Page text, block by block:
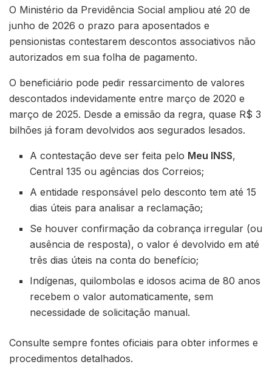
O Ministério da Previdência Social ampliou até 20 de
junho de 2026 o prazo para aposentados e
pensionistas contestarem descontos associativos não
autorizados em sua folha de pagamento.
O beneficiário pode pedir ressarcimento de valores
descontados indevidamente entre março de 2020 e
março de 2025. Desde a emissão da regra, quase R$ 3
bilhões já foram devolvidos aos segurados lesados.
A contestação deve ser feita pelo Meu INSS,
Central 135 ou agências dos Correios;
A entidade responsável pelo desconto tem até 15
dias úteis para analisar a reclamação;
Se houver confirmação da cobrança irregular (ou
ausência de resposta), o valor é devolvido em até
três dias úteis na conta do benefício;
Indígenas, quilombolas e idosos acima de 80 anos
recebem o valor automaticamente, sem
necessidade de solicitação manual.
Consulte sempre fontes oficiais para obter informes e
procedimentos detalhados.